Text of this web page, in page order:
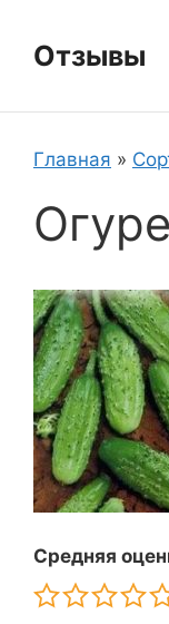
содержимому
Отзывы
Главная »
Средняя